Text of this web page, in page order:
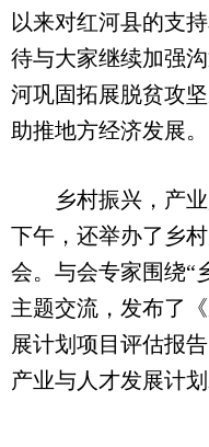
以来对红河县的支
待与大家继续加强
河巩固拓展脱贫攻
助推地方经济发展。
乡村振兴，产业
下午，还举办了乡
会。与会专家围绕“
主题交流，发布了
展计划项目评估报
产业与人才发展计